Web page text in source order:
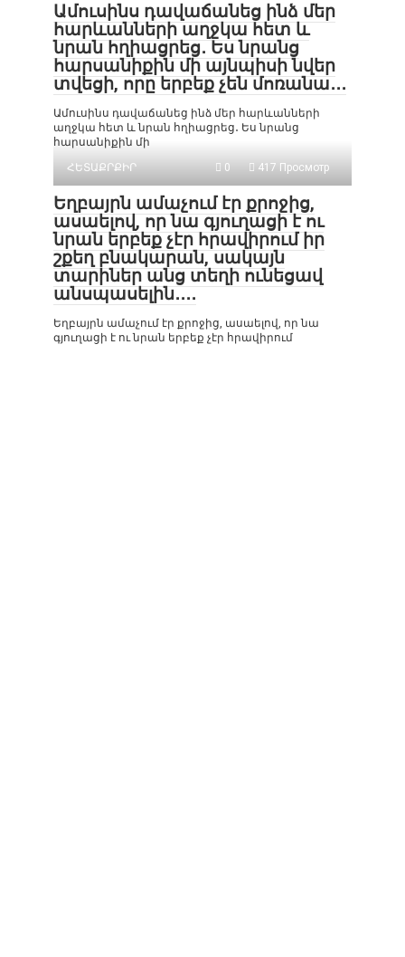
Ամուսինս դավաճանեց ինձ մեր
հարևանների աղջկա հետ և
նրան հղիացրեց․ Ես նրանց
հարսանիքին մի այնպիսի նվեր
տվեցի, որը երբեք չեն մոռանա․․․
Ամուսինս դավաճանեց ինձ մեր հարևանների
աղջկա հետ և նրան հղիացրեց․ Ես նրանց
հարսանիքին մի
ՀԵՏԱՔՐՔԻՐ
0 417 Просмотр
Եղբայրն ամաչում էր քրոջից,
ասաելով, որ նա գյուղացի է ու
նրան երբեք չէր հրավիրում իր
շքեղ բնակարան, սակայն
տարիներ անց տեղի ունեցավ
անսպասելին․․․․
Եղբայրն ամաչում էր քրոջից, ասաելով, որ նա
գյուղացի է ու նրան երբեք չէր հրավիրում